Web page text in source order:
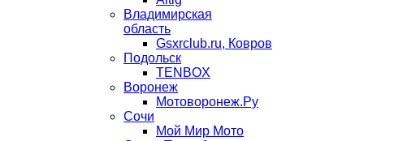
Владимирская
область
Gsxrclub.ru, Ковров
Подольск
TENBOX
Воронеж
Мотоворонеж.Ру
Сочи
Мой Мир Мото